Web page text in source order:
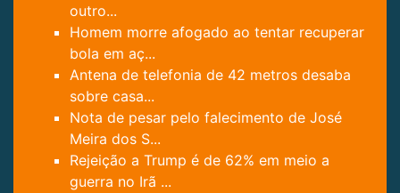
outro...
Homem morre afogado ao tentar recuperar
bola em aç...
Antena de telefonia de 42 metros desaba
sobre casa...
Nota de pesar pelo falecimento de José
Meira dos S...
Rejeição a Trump é de 62% em meio a
guerra no Irã ...